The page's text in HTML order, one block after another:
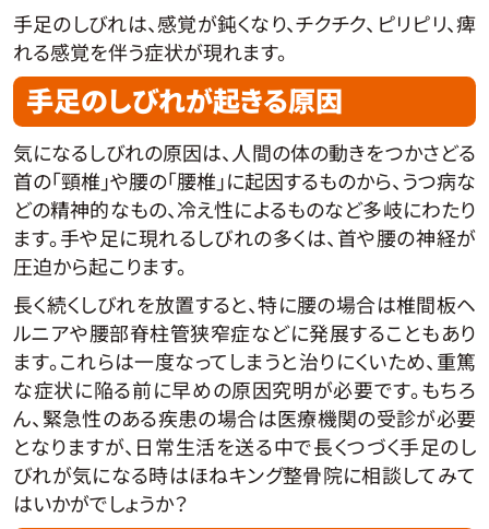
手足のしびれは、感覚が鈍くなり、チクチク、ピリピリ、痺
れる感覚を伴う症状が現れます。
手足のしびれが起きる原因
気になるしびれの原因は、人間の体の動きをつかさどる
首の「頸椎」や腰の「腰椎」に起因するものから、うつ病な
どの精神的なもの、冷え性によるものなど多岐にわたり
ます。手や足に現れるしびれの多くは、首や腰の神経が
圧迫から起こります。
長く続くしびれを放置すると、特に腰の場合は椎間板ヘ
ルニアや腰部脊柱管狭窄症などに発展することもあり
ます。これらは一度なってしまうと治りにくいため、重篤
な症状に陥る前に早めの原因究明が必要です。もちろ
ん、緊急性のある疾患の場合は医療機関の受診が必要
となりますが、日常生活を送る中で長くつづく手足のし
びれが気になる時はほねキング整骨院に相談してみて
はいかがでしょうか？